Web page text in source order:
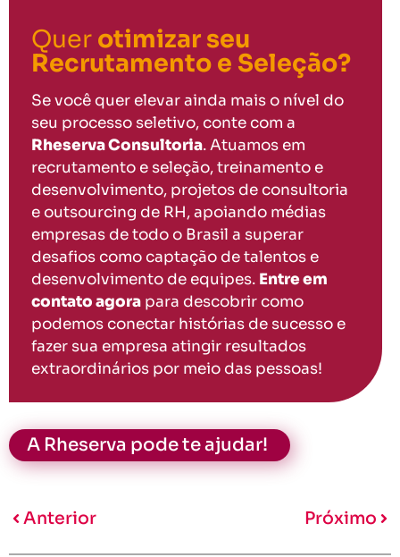
Quer otimizar seu
Recrutamento e Seleção?
Se você quer elevar ainda mais o nível do
seu processo seletivo, conte com a
Rheserva Consultoria. Atuamos em
recrutamento e seleção, treinamento e
desenvolvimento, projetos de consultoria
e outsourcing de RH, apoiando médias
empresas de todo o Brasil a superar
desafios como captação de talentos e
desenvolvimento de equipes. Entre em
contato agora para descobrir como
podemos conectar histórias de sucesso e
fazer sua empresa atingir resultados
extraordinários por meio das pessoas!
A Rheserva pode te ajudar!
Anterior Próximo